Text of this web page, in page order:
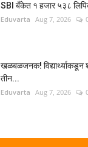
SBI बँकेत १ हजार ५३८
Eduvarta Aug 7, 2026
खळबळजनक! विद्यार्थ्याकडून
तीन...
Eduvarta Aug 7, 2026